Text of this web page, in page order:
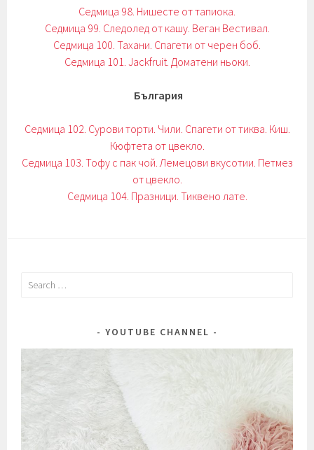
Седмица 98. Нишесте от тапиока.
Седмица 99. Следолед от кашу. Веган Вестивал.
Седмица 100. Тахани. Спагети от черен боб.
Седмица 101. Jackfruit. Доматени ньоки.
България
Седмица 102. Сурови торти. Чили. Спагети от тиква. Киш.
Кюфтета от цвекло.
Седмица 103. Тофу с пак чой. Лемецови вкусотии. Петмез
от цвекло.
Седмица 104. Празници. Тиквено лате.
Search
YOUTUBE CHANNEL